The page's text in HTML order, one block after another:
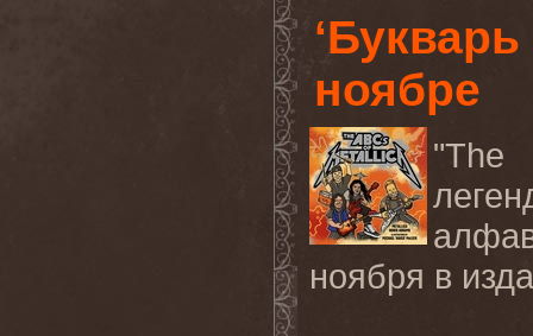
ноябре
ноября в